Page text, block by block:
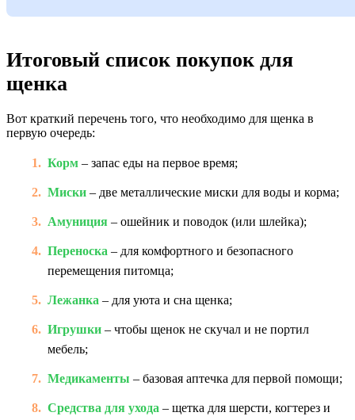
Итоговый список покупок для
щенка
Вот краткий перечень того, что необходимо для щенка в
первую очередь:
Корм – запас еды на первое время;
Миски – две металлические миски для воды и корма;
Амуниция – ошейник и поводок (или шлейка);
Переноска – для комфортного и безопасного
перемещения питомца;
Лежанка – для уюта и сна щенка;
Игрушки – чтобы щенок не скучал и не портил
мебель;
Медикаменты – базовая аптечка для первой помощи;
Средства для ухода – щетка для шерсти, когтерез и